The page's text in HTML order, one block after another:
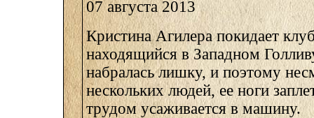
07 августа 2013
Кристина Агилера покидает
находящийся в Западном
набралась лишку, и поэтому
нескольких людей, ее ноги
трудом усаживается в машину.